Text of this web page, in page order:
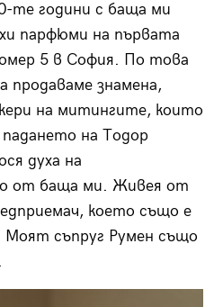
те години с баща ми
парфюми на първата
5 в София. По това
продаваме знамена,
на митингите, които
падането на Тодор
духа на
от баща ми. Живея от
което също е
съпруг Румен също